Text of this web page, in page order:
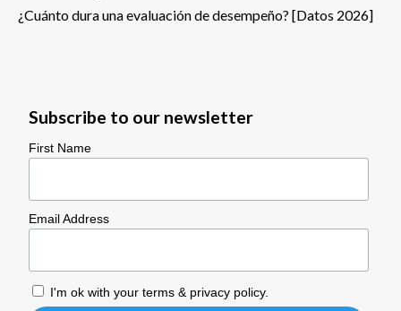
¿Cuánto dura una evaluación de desempeño? [Datos 2026]
Subscribe to our newsletter
First Name
Email Address
I'm ok with yourterms & privacy policy.